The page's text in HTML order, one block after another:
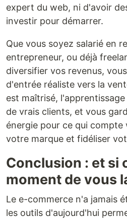
expert du web, ni d'avoir
investir pour démarrer.
Que vous soyez salarié en
entrepreneur, ou déjà
diversifier vos revenus,
d'entrée réaliste vers la
est maîtrisé,
de vrais clients, et vous
énergie pour ce qui
votre marque et fidéliser
Conclusion : et si
moment de vous
Le e-commerce n'a jamais
les outils d'aujourd'hui